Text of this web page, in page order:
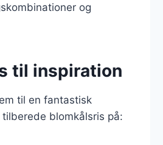
og
til inspiration
til en fantastisk
blomkålsris på: